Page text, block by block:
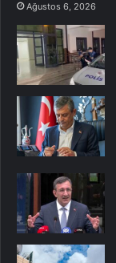
Ağustos 6, 2026